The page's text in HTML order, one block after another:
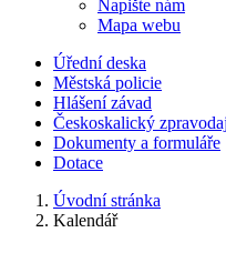
Napište nám
Mapa webu
Úřední deska
Městská policie
Hlášení závad
Českoskalický zpravodaj
Dokumenty a formuláře
Dotace
Úvodní stránka
Kalendář